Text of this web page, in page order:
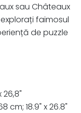
sau Châteaux
faimosul
de puzzle
26,8"
cm; 18.9" x 26.8"